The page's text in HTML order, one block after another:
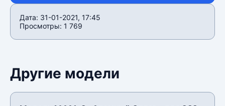
Дата: 31-01-2021, 17:45
Просмотры: 1 769
Другие модели